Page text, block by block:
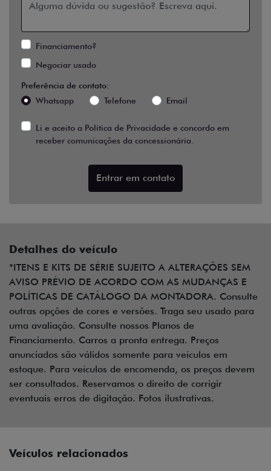
Financiamento?
Negociar usado
Preferência de contato:
Whatsapp
Telefone Email
Li e aceito a Política de Privacidade e concordo em
receber comunicações da concessionária.
Entrar em contato
Detalhes do veículo
*ITENS E KITS DE SÉRIE SUJEITO A ALTERAÇÕES SEM
AVISO PRÉVIO DE ACORDO COM AS MUDANÇAS E
POLÍTICAS DE CATÁLOGO DA MONTADORA. Consulte
outras opções de cores e versões. Traga seu usado para
uma avaliação. Consulte nossos Planos de
Financiamento. Carros a pronta entrega. Preços
anunciados são válidos somente para veículos em
estoque. Para veículos de encomenda, os preços devem
ser consultados. Reservamos o direito de corrigir
eventuais erros de digitação. Fotos ilustrativas.
Veículos relacionados